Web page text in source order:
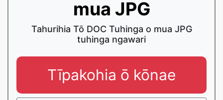
mua JPG
Tahurihia Tō DOC Tuhinga o mua JPG
tuhinga ngawari
Tīpakohia ō kōnae